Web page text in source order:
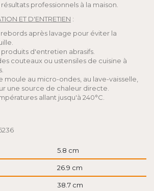
professionnels à la maison.
ET D'ENTRETIEN :
après lavage pour éviter la
d'entretien abrasifs.
couteaux ou ustensiles de cuisine à
moule au micro-ondes, au lave-vaisselle,
une source de chaleur directe.
allant jusqu'à 240°C.
5.8 cm
26.9 cm
38.7 cm